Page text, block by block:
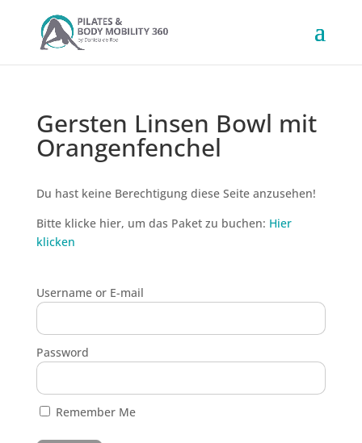
Gersten Linsen Bowl mit
Orangenfenchel
Du hast keine Berechtigung diese Seite anzusehen!
Bitte klicke hier, um das Paket zu buchen: Hier
klicken
Username or E-mail
Password
Remember Me